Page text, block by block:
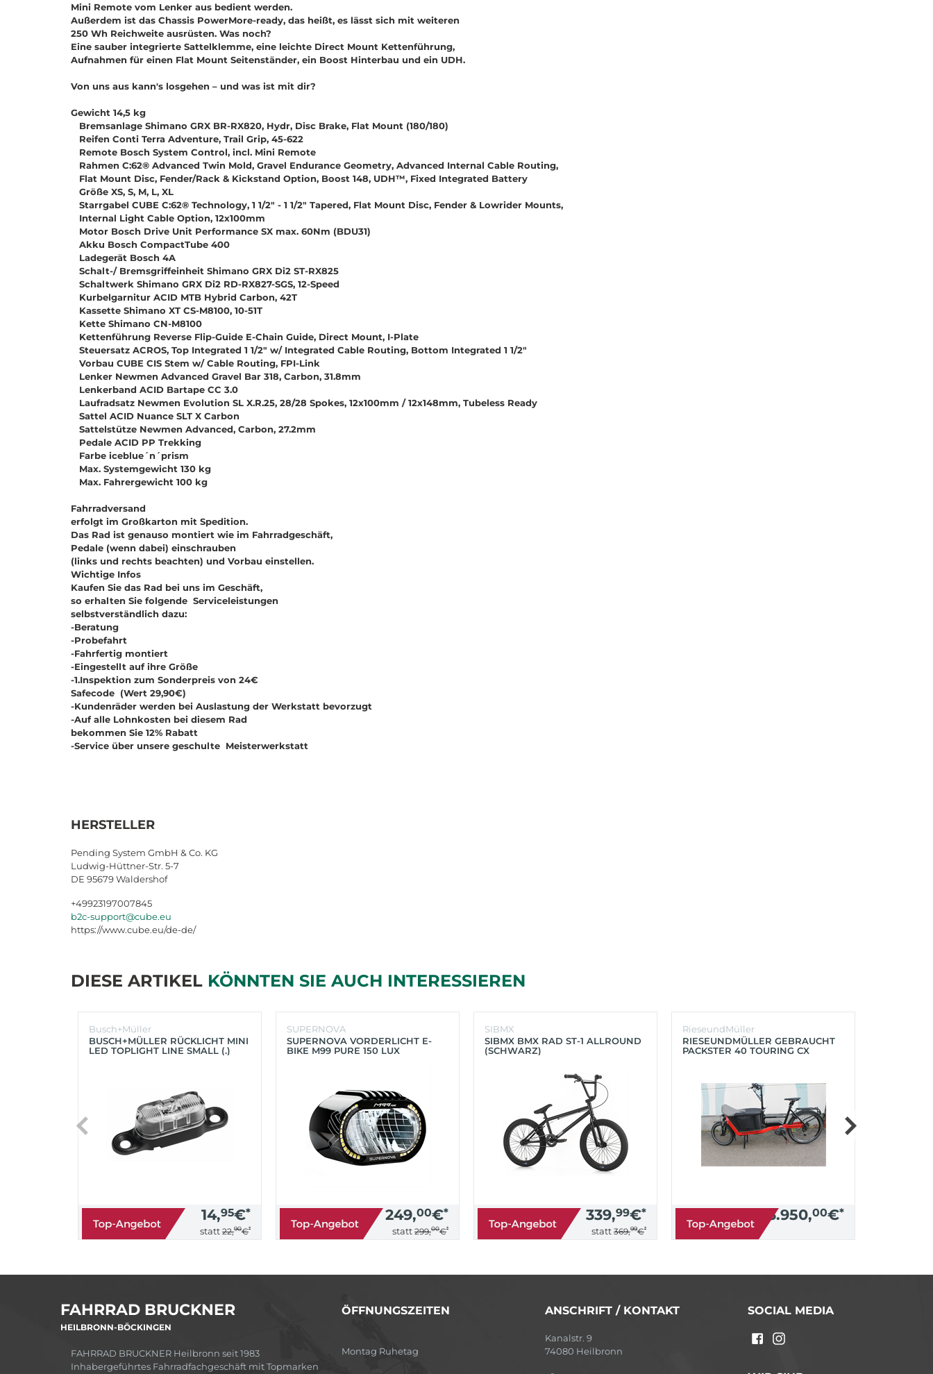
Mini Remote vom Lenker aus bedient werden.
Außerdem ist das Chassis PowerMore-ready, das heißt, es lässt sich mit weiteren
250 Wh Reichweite ausrüsten. Was noch?
Eine sauber integrierte Sattelklemme, eine leichte Direct Mount Kettenführung,
Aufnahmen für einen Flat Mount Seitenständer, ein Boost Hinterbau und ein UDH.
Von uns aus kann's losgehen – und was ist mit dir?
Gewicht 14,5 kg
Bremsanlage Shimano GRX BR-RX820, Hydr, Disc Brake, Flat Mount (180/180)
Reifen Conti Terra Adventure, Trail Grip, 45-622
Remote Bosch System Control, incl. Mini Remote
Rahmen C:62® Advanced Twin Mold, Gravel Endurance Geometry, Advanced Internal Cable Routing,
Flat Mount Disc, Fender/Rack & Kickstand Option, Boost 148, UDH™, Fixed Integrated Battery
Größe XS, S, M, L, XL
Starrgabel CUBE C:62® Technology, 1 1/2" - 1 1/2" Tapered, Flat Mount Disc, Fender & Lowrider Mounts,
Internal Light Cable Option, 12x100mm
Motor Bosch Drive Unit Performance SX max. 60Nm (BDU31)
Akku Bosch CompactTube 400
Ladegerät Bosch 4A
Schalt-/ Bremsgriffeinheit Shimano GRX Di2 ST-RX825
Schaltwerk Shimano GRX Di2 RD-RX827-SGS, 12-Speed
Kurbelgarnitur ACID MTB Hybrid Carbon, 42T
Kassette Shimano XT CS-M8100, 10-51T
Kette Shimano CN-M8100
Kettenführung Reverse Flip-Guide E-Chain Guide, Direct Mount, I-Plate
Steuersatz ACROS, Top Integrated 1 1/2" w/ Integrated Cable Routing, Bottom Integrated 1 1/2"
Vorbau CUBE CIS Stem w/ Cable Routing, FPI-Link
Lenker Newmen Advanced Gravel Bar 318, Carbon, 31.8mm
Lenkerband ACID Bartape CC 3.0
Laufradsatz Newmen Evolution SL X.R.25, 28/28 Spokes, 12x100mm / 12x148mm, Tubeless Ready
Sattel ACID Nuance SLT X Carbon
Sattelstütze Newmen Advanced, Carbon, 27.2mm
Pedale ACID PP Trekking
Farbe iceblue´n´prism
Max. Systemgewicht 130 kg
Max. Fahrergewicht 100 kg
Fahrradversand
erfolgt im Großkarton mit Spedition.
Das Rad ist genauso montiert wie im Fahrradgeschäft,
Pedale (wenn dabei) einschrauben
(links und rechts beachten) und Vorbau einstellen.
Wichtige Infos
Kaufen Sie das Rad bei uns im Geschäft,
so erhalten Sie folgende Serviceleistungen
selbstverständlich dazu:
-Beratung
-Probefahrt
-Fahrfertig montiert
-Eingestellt auf ihre Größe
-1.Inspektion zum Sonderpreis von 24€
Safecode (Wert 29,90€)
-Kundenräder werden bei Auslastung der Werkstatt bevorzugt
-Auf alle Lohnkosten bei diesem Rad
bekommen Sie 12% Rabatt
-Service über unsere geschulte Meisterwerkstatt
HERSTELLER
Pending System GmbH & Co. KG
Ludwig-Hüttner-Str. 5-7
DE 95679 Waldershof
+49923197007845
b2c-support@cube.eu
https://www.cube.eu/de-de/
DIESE ARTIKEL KÖNNTEN SIE AUCH INTERESSIEREN
Busch+Müller
BUSCH+MÜLLER RÜCKLICHT MINI
LED TOPLIGHT LINE SMALL (.)
14,95€*
statt 22,90€*
SUPERNOVA
SUPERNOVA VORDERLICHT E-
BIKE M99 PURE 150 LUX
249,00€*
statt 299,00€*
SIBMX
SIBMX BMX RAD ST-1 ALLROUND
(SCHWARZ)
339,99€*
statt 369,99€*
RieseundMüller
RIESEUNDMÜLLER GEBRAUCHT
PACKSTER 40 TOURING CX
3.950,00€*
FAHRRAD BRUCKNER
HEILBRONN-BÖCKINGEN
FAHRRAD BRUCKNER Heilbronn seit 1983
Inhabergeführtes Fahrradfachgeschäft mit Topmarken
ÖFFNUNGSZEITEN
Montag Ruhetag
ANSCHRIFT / KONTAKT
Kanalstr. 9
74080 Heilbronn
SOCIAL MEDIA